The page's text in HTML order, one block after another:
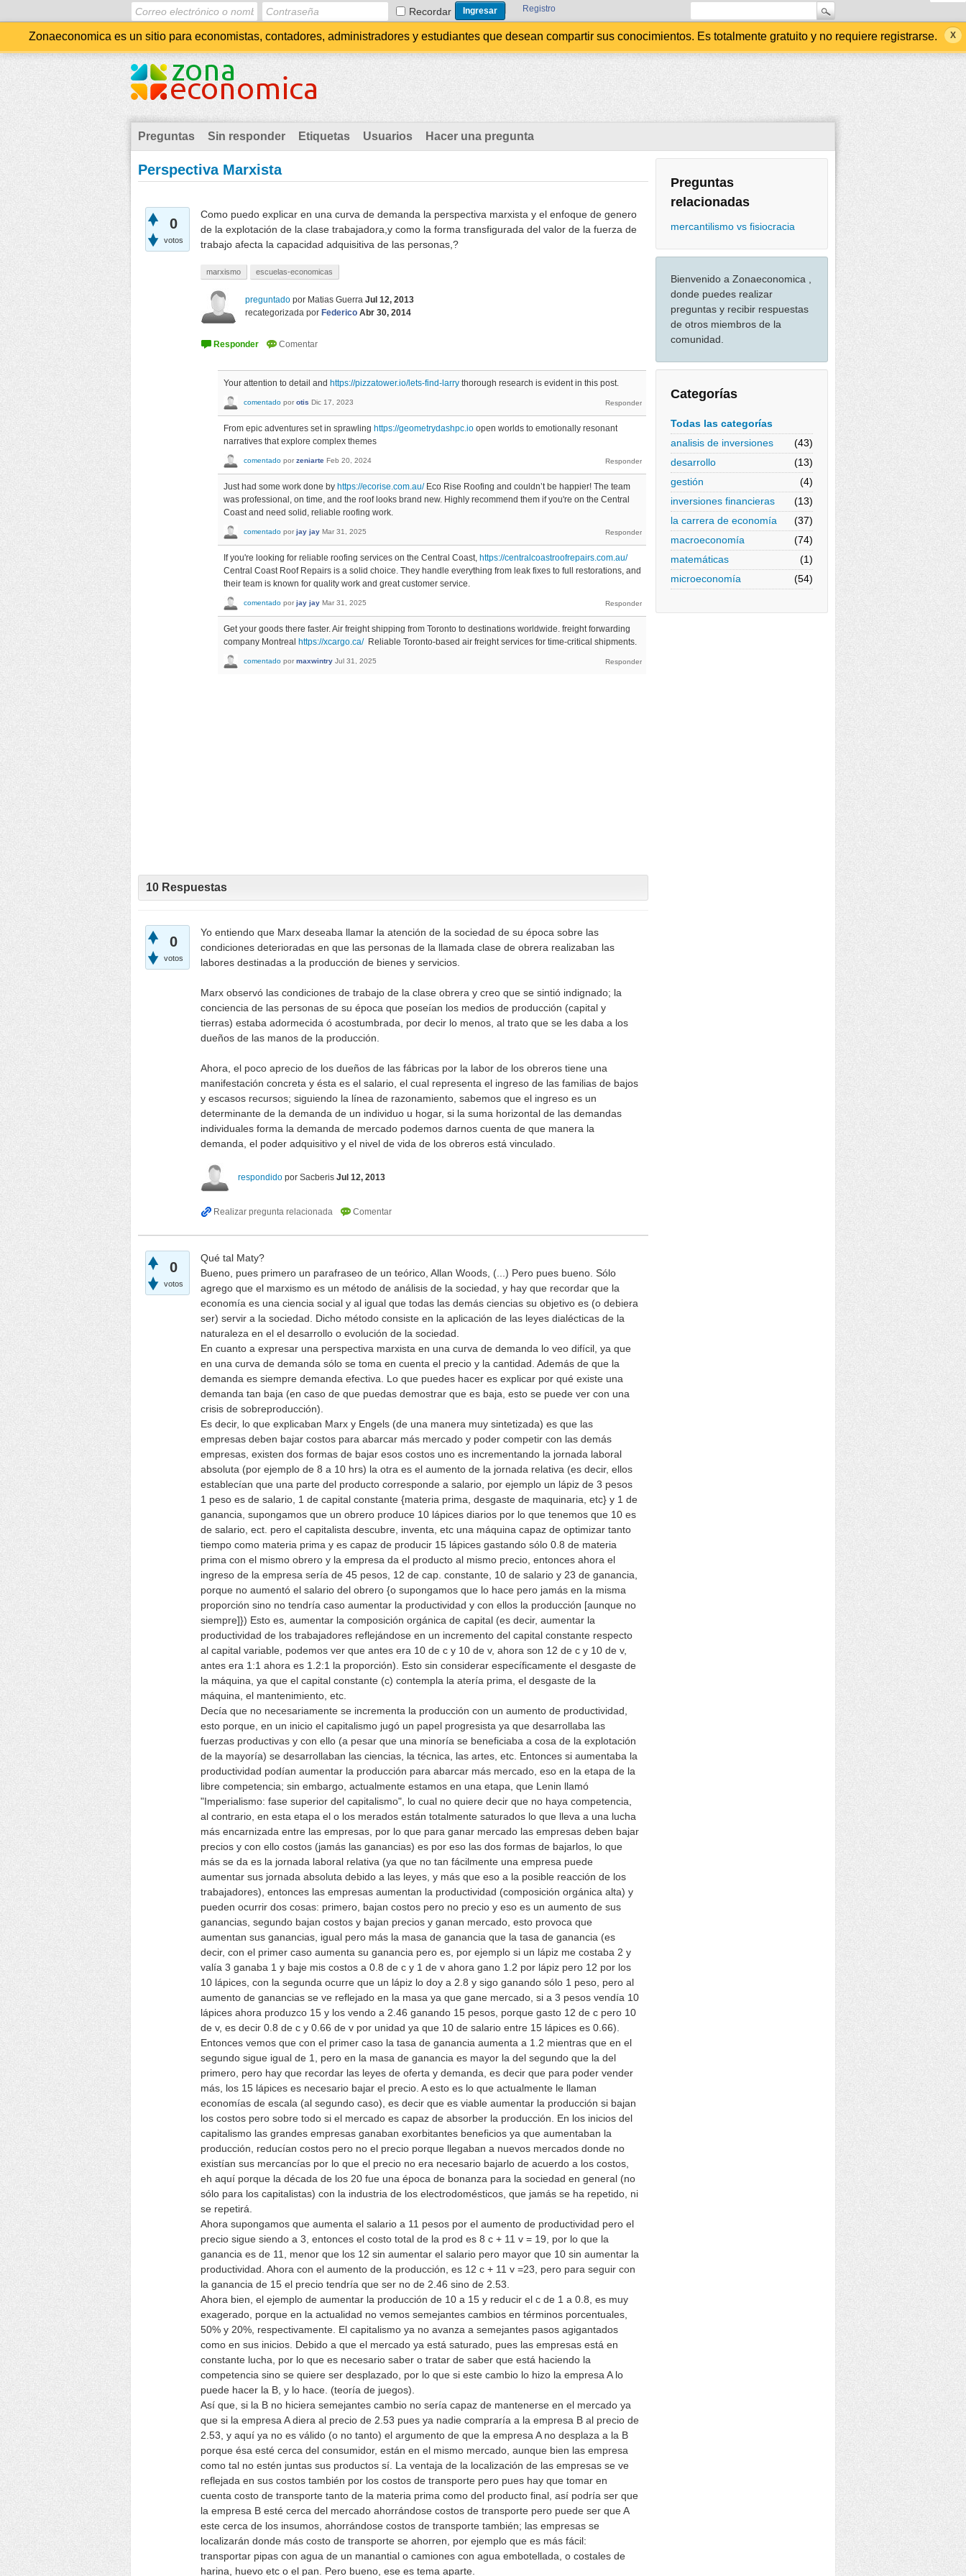
Recordar Registro
Zonaeconomica es un sitio para economistas, contadores, administradores y estudiantes que desean compartir sus conocimientos. Es totalmente gratuito y no requiere registrarse.
Preguntas Sin responder Etiquetas Usuarios Hacer una pregunta
Preguntas
relacionadas
mercantilismo vs fisiocracia
Bienvenido a Zonaeconomica ,
donde puedes realizar
preguntas y recibir respuestas
de otros miembros de la
comunidad.
Categorías
Todas las categorías
analisis de inversiones
(43)
desarrollo
(13)
gestión
(4)
inversiones financieras
(13)
la carrera de economía
(37)
macroeconomía
(74)
matemáticas
(1)
microeconomía
(54)
Perspectiva Marxista
0
votos
Como puedo explicar en una curva de demanda la perspectiva marxista y el enfoque de genero
de la explotación de la clase trabajadora,y como la forma transfigurada del valor de la fuerza de
trabajo afecta la capacidad adquisitiva de las personas,?
marxismo escuelas-economicas
preguntado por Matias Guerra Jul 12, 2013
recategorizada por Federico Abr 30, 2014
Your attention to detail and https://pizzatower.io/lets-find-larry thorough research is evident in this post.
comentado por otis Dic 17, 2023
From epic adventures set in sprawling https://geometrydashpc.io open worlds to emotionally resonant
narratives that explore complex themes
comentado por zeniarte Feb 20, 2024
Just had some work done by https://ecorise.com.au/Eco Rise Roofing and couldn’t be happier! The team
was professional, on time, and the roof looks brand new. Highly recommend them if you're on the Central
Coast and need solid, reliable roofing work.
comentado por jay jay Mar 31, 2025
If you're looking for reliable roofing services on the Central Coast, https://centralcoastroofrepairs.com.au/
Central Coast Roof Repairs is a solid choice. They handle everything from leak fixes to full restorations, and
their team is known for quality work and great customer service.
comentado por jay jay Mar 31, 2025
Get your goods there faster. Air freight shipping from Toronto to destinations worldwide. freight forwarding
company Montreal https://xcargo.ca/Reliable Toronto-based air freight services for time-critical shipments.
comentado por maxwintry Jul 31, 2025
10 Respuestas
0
votos
Yo entiendo que Marx deseaba llamar la atención de la sociedad de su época sobre las
condiciones deterioradas en que las personas de la llamada clase de obrera realizaban las
labores destinadas a la producción de bienes y servicios.
Marx observó las condiciones de trabajo de la clase obrera y creo que se sintió indignado; la
conciencia de las personas de su época que poseían los medios de producción (capital y
tierras) estaba adormecida ó acostumbrada, por decir lo menos, al trato que se les daba a los
dueños de las manos de la producción.
Ahora, el poco aprecio de los dueños de las fábricas por la labor de los obreros tiene una
manifestación concreta y ésta es el salario, el cual representa el ingreso de las familias de bajos
y escasos recursos; siguiendo la línea de razonamiento, sabemos que el ingreso es un
determinante de la demanda de un individuo u hogar, si la suma horizontal de las demandas
individuales forma la demanda de mercado podemos darnos cuenta de que manera la
demanda, el poder adquisitivo y el nivel de vida de los obreros está vinculado.
respondido por Sacberis Jul 12, 2013
0
votos
Qué tal Maty?
Bueno, pues primero un parafraseo de un teórico, Allan Woods, (...) Pero pues bueno. Sólo
agrego que el marxismo es un método de análisis de la sociedad, y hay que recordar que la
economía es una ciencia social y al igual que todas las demás ciencias su objetivo es (o debiera
ser) servir a la sociedad. Dicho método consiste en la aplicación de las leyes dialécticas de la
naturaleza en el el desarrollo o evolución de la sociedad.
En cuanto a expresar una perspectiva marxista en una curva de demanda lo veo difícil, ya que
en una curva de demanda sólo se toma en cuenta el precio y la cantidad. Además de que la
demanda es siempre demanda efectiva. Lo que puedes hacer es explicar por qué existe una
demanda tan baja (en caso de que puedas demostrar que es baja, esto se puede ver con una
crisis de sobreproducción).
Es decir, lo que explicaban Marx y Engels (de una manera muy sintetizada) es que las
empresas deben bajar costos para abarcar más mercado y poder competir con las demás
empresas, existen dos formas de bajar esos costos uno es incrementando la jornada laboral
absoluta (por ejemplo de 8 a 10 hrs) la otra es el aumento de la jornada relativa (es decir, ellos
establecían que una parte del producto corresponde a salario, por ejemplo un lápiz de 3 pesos
1 peso es de salario, 1 de capital constante {materia prima, desgaste de maquinaria, etc} y 1 de
ganancia, supongamos que un obrero produce 10 lápices diarios por lo que tenemos que 10 es
de salario, ect. pero el capitalista descubre, inventa, etc una máquina capaz de optimizar tanto
tiempo como materia prima y es capaz de producir 15 lápices gastando sólo 0.8 de materia
prima con el mismo obrero y la empresa da el producto al mismo precio, entonces ahora el
ingreso de la empresa sería de 45 pesos, 12 de cap. constante, 10 de salario y 23 de ganancia,
porque no aumentó el salario del obrero {o supongamos que lo hace pero jamás en la misma
proporción sino no tendría caso aumentar la productividad y con ellos la producción [aunque no
siempre]}) Esto es, aumentar la composición orgánica de capital (es decir, aumentar la
productividad de los trabajadores reflejándose en un incremento del capital constante respecto
al capital variable, podemos ver que antes era 10 de c y 10 de v, ahora son 12 de c y 10 de v,
antes era 1:1 ahora es 1.2:1 la proporción). Esto sin considerar específicamente el desgaste de
la máquina, ya que el capital constante (c) contempla la atería prima, el desgaste de la
máquina, el mantenimiento, etc.
Decía que no necesariamente se incrementa la producción con un aumento de productividad,
esto porque, en un inicio el capitalismo jugó un papel progresista ya que desarrollaba las
fuerzas productivas y con ello (a pesar que una minoría se beneficiaba a cosa de la explotación
de la mayoría) se desarrollaban las ciencias, la técnica, las artes, etc. Entonces si aumentaba la
productividad podían aumentar la producción para abarcar más mercado, eso en la etapa de la
libre competencia; sin embargo, actualmente estamos en una etapa, que Lenin llamó
"Imperialismo: fase superior del capitalismo", lo cual no quiere decir que no haya competencia,
al contrario, en esta etapa el o los merados están totalmente saturados lo que lleva a una lucha
más encarnizada entre las empresas, por lo que para ganar mercado las empresas deben bajar
precios y con ello costos (jamás las ganancias) es por eso las dos formas de bajarlos, lo que
más se da es la jornada laboral relativa (ya que no tan fácilmente una empresa puede
aumentar sus jornada absoluta debido a las leyes, y más que eso a la posible reacción de los
trabajadores), entonces las empresas aumentan la productividad (composición orgánica alta) y
pueden ocurrir dos cosas: primero, bajan costos pero no precio y eso es un aumento de sus
ganancias, segundo bajan costos y bajan precios y ganan mercado, esto provoca que
aumentan sus ganancias, igual pero más la masa de ganancia que la tasa de ganancia (es
decir, con el primer caso aumenta su ganancia pero es, por ejemplo si un lápiz me costaba 2 y
valía 3 ganaba 1 y baje mis costos a 0.8 de c y 1 de v ahora gano 1.2 por lápiz pero 12 por los
10 lápices, con la segunda ocurre que un lápiz lo doy a 2.8 y sigo ganando sólo 1 peso, pero al
aumento de ganancias se ve reflejado en la masa ya que gane mercado, si a 3 pesos vendía 10
lápices ahora produzco 15 y los vendo a 2.46 ganando 15 pesos, porque gasto 12 de c pero 10
de v, es decir 0.8 de c y 0.66 de v por unidad ya que 10 de salario entre 15 lápices es 0.66).
Entonces vemos que con el primer caso la tasa de ganancia aumenta a 1.2 mientras que en el
segundo sigue igual de 1, pero en la masa de ganancia es mayor la del segundo que la del
primero, pero hay que recordar las leyes de oferta y demanda, es decir que para poder vender
más, los 15 lápices es necesario bajar el precio. A esto es lo que actualmente le llaman
economías de escala (al segundo caso), es decir que es viable aumentar la producción si bajan
los costos pero sobre todo si el mercado es capaz de absorber la producción. En los inicios del
capitalismo las grandes empresas ganaban exorbitantes beneficios ya que aumentaban la
producción, reducían costos pero no el precio porque llegaban a nuevos mercados donde no
existían sus mercancías por lo que el precio no era necesario bajarlo de acuerdo a los costos,
eh aquí porque la década de los 20 fue una época de bonanza para la sociedad en general (no
sólo para los capitalistas) con la industria de los electrodomésticos, que jamás se ha repetido, ni
se repetirá.
Ahora supongamos que aumenta el salario a 11 pesos por el aumento de productividad pero el
precio sigue siendo a 3, entonces el costo total de la prod es 8 c + 11 v = 19, por lo que la
ganancia es de 11, menor que los 12 sin aumentar el salario pero mayor que 10 sin aumentar la
productividad. Ahora con el aumento de la producción, es 12 c + 11 v =23, pero para seguir con
la ganancia de 15 el precio tendría que ser no de 2.46 sino de 2.53.
Ahora bien, el ejemplo de aumentar la producción de 10 a 15 y reducir el c de 1 a 0.8, es muy
exagerado, porque en la actualidad no vemos semejantes cambios en términos porcentuales,
50% y 20%, respectivamente. El capitalismo ya no avanza a semejantes pasos agigantados
como en sus inicios. Debido a que el mercado ya está saturado, pues las empresas está en
constante lucha, por lo que es necesario saber o tratar de saber que está haciendo la
competencia sino se quiere ser desplazado, por lo que si este cambio lo hizo la empresa A lo
puede hacer la B, y lo hace. (teoría de juegos).
Así que, si la B no hiciera semejantes cambio no sería capaz de mantenerse en el mercado ya
que si la empresa A diera al precio de 2.53 pues ya nadie compraría a la empresa B al precio de
2.53, y aquí ya no es válido (o no tanto) el argumento de que la empresa A no desplaza a la B
porque ésa esté cerca del consumidor, están en el mismo mercado, aunque bien las empresa
como tal no estén juntas sus productos sí. La ventaja de la localización de las empresas se ve
reflejada en sus costos también por los costos de transporte pero pues hay que tomar en
cuenta costo de transporte tanto de la materia prima como del producto final, así podría ser que
la empresa B esté cerca del mercado ahorrándose costos de transporte pero puede ser que A
este cerca de los insumos, ahorrándose costos de transporte también; las empresas se
localizarán donde más costo de transporte se ahorren, por ejemplo que es más fácil:
transportar pipas con agua de un manantial o camiones con agua embotellada, o costales de
harina, huevo etc o el pan. Pero bueno, ese es tema aparte.